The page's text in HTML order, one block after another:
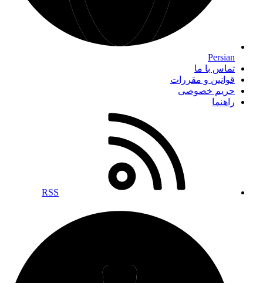
Persian
تماس با ما
قوانین و مقررات
حریم خصوصی
راهنما
RSS